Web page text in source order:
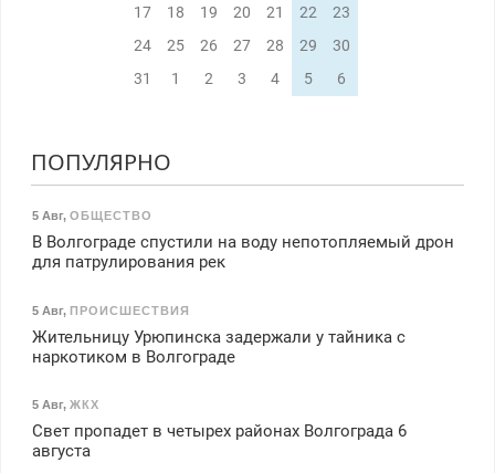
17
18 19 20 21 22
23
24
25 26 27 28 29
30
31
1 2 3 4 5 6
ПОПУЛЯРНО
5 Авг, ОБЩЕСТВО
В Волгограде спустили на воду непотопляемый дрон
для патрулирования рек
5 Авг, ПРОИСШЕСТВИЯ
Жительницу Урюпинска задержали у тайника с
наркотиком в Волгограде
5 Авг, ЖКХ
Свет пропадет в четырех районах Волгограда 6
августа